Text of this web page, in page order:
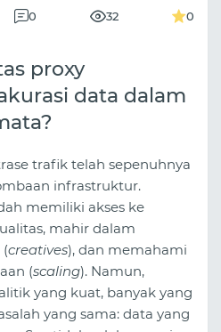
0 32 0
proxy
data dalam
trafik telah sepenuhnya
infrastruktur.
memiliki akses ke
mahir dalam
creatives), dan memahami
(scaling). Namun,
yang kuat, banyak yang
yang sama: data yang